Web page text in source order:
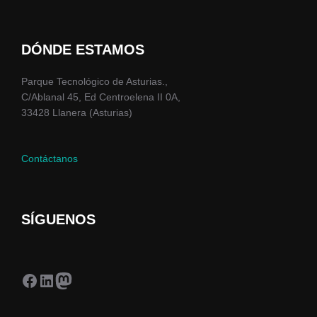
DÓNDE ESTAMOS
Parque Tecnológico de Asturias.,
C/Ablanal 45, Ed Centroelena II 0A,
33428 Llanera (Asturias)
Contáctanos
SÍGUENOS
Facebook
LinkedIn
Mastodon